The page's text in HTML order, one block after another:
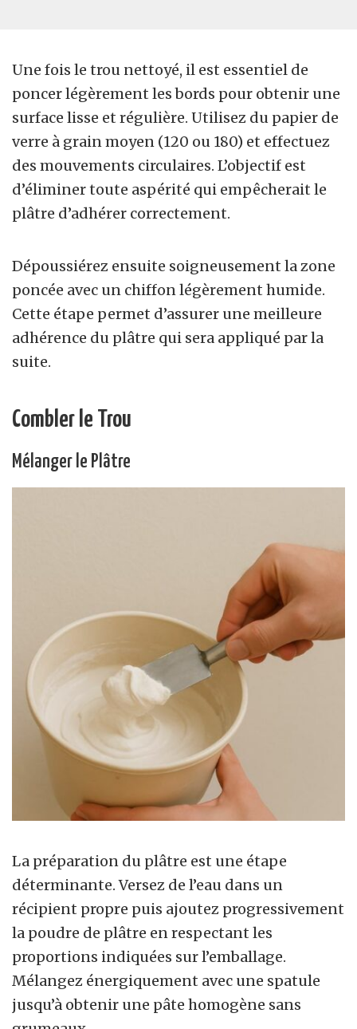
Une fois le trou nettoyé, il est essentiel de
poncer légèrement les bords pour obtenir une
surface lisse et régulière. Utilisez du papier de
verre à grain moyen (120 ou 180) et effectuez
des mouvements circulaires. L’objectif est
d’éliminer toute aspérité qui empêcherait le
plâtre d’adhérer correctement.
Dépoussiérez ensuite soigneusement la zone
poncée avec un chiffon légèrement humide.
Cette étape permet d’assurer une meilleure
adhérence du plâtre qui sera appliqué par la
suite.
Combler le Trou
Mélanger le Plâtre
La préparation du plâtre est une étape
déterminante. Versez de l’eau dans un
récipient propre puis ajoutez progressivement
la poudre de plâtre en respectant les
proportions indiquées sur l’emballage.
Mélangez énergiquement avec une spatule
jusqu’à obtenir une pâte homogène sans